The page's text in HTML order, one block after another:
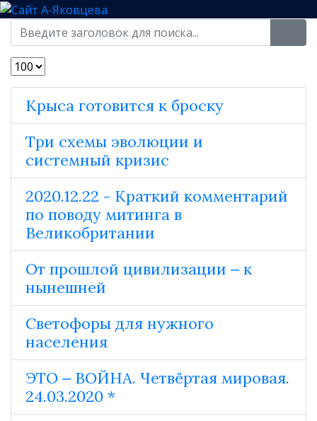
Крыса готовится к броску
Три схемы эволюции и
системный кризис
2020.12.22 - Краткий комментарий
по поводу митинга в
Великобритании
От прошлой цивилизации ‒ к
нынешней
Светофоры для нужного
населения
ЭТО ‒ ВОЙНА. Четвёртая мировая.
24.03.2020 *